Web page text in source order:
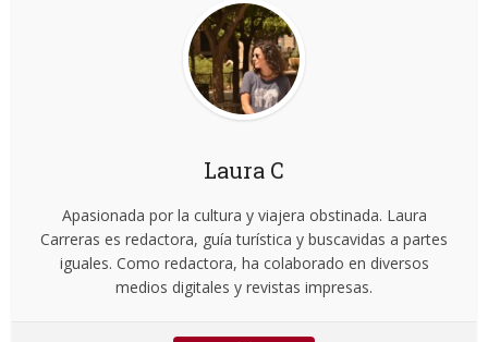
Laura C
Apasionada por la cultura y viajera obstinada. Laura
Carreras es redactora, guía turística y buscavidas a partes
iguales. Como redactora, ha colaborado en diversos
medios digitales y revistas impresas.